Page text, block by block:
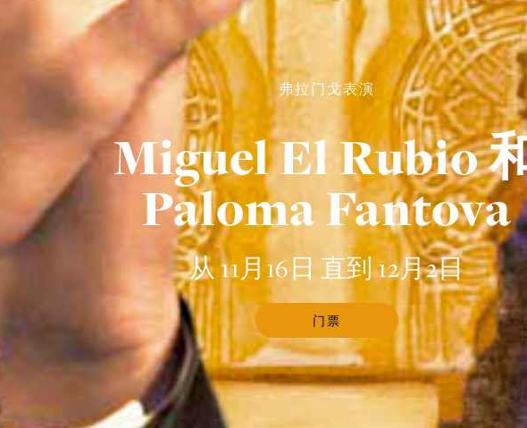
弗拉门戈表演
Miguel El Rubio
Paloma Fantova
从 11月16日 直到 12月2日
门票